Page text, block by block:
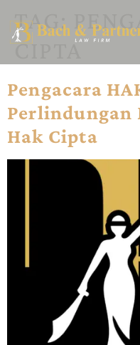
TAG:
CIPTA
Pengacara
Perlindungan
Hak Cipta